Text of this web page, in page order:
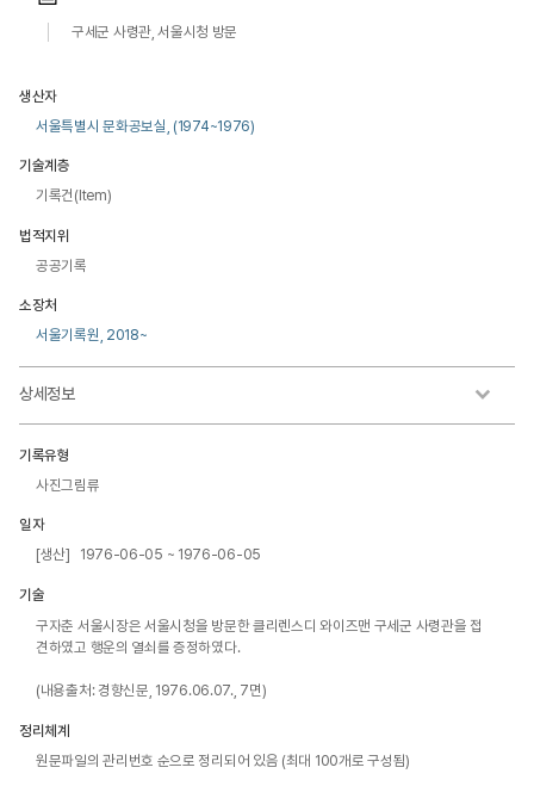
구세군 사령관, 서울시청 방문
생산자
서울특별시 문화공보실, (1974~1976)
기술계층
기록건(Item)
법적지위
공공기록
소장처
서울기록원, 2018~
상세정보
기록유형
사진그림류
일자
[생산] 1976-06-05 ~ 1976-06-05
기술
구자춘 서울시장은 서울시청을 방문한 클리렌스디 와이즈맨 구세군 사령관을 접
견하였고 행운의 열쇠를 증정하였다.
(내용출처: 경향신문, 1976.06.07., 7면)
정리체계
원문파일의 관리번호 순으로 정리되어 있음 (최대 100개로 구성됨)